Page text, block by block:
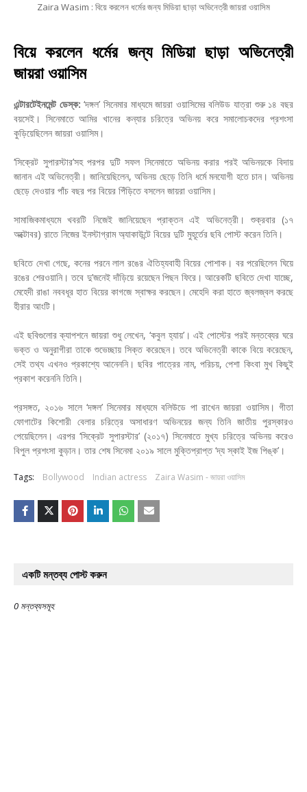
Zaira Wasim : বিয়ে করলেন ধর্মের জন্য মিডিয়া ছাড়া অভিনেত্রী জায়রা ওয়াসিম
বিয়ে করলেন ধর্মের জন্য মিডিয়া ছাড়া অভিনেত্রী
জায়রা ওয়াসিম
এন্টারটেইনমেন্ট ডেস্ক: ‘দঙ্গল’ সিনেমার মাধ্যমে জায়রা ওয়াসিমের বলিউড যাত্রা শুরু ১৪ বছর
বয়সেই। সিনেমাতে আমির খানের কন্যার চরিত্রে অভিনয় করে সমালোচকদের প্রশংসা
কুড়িয়েছিলেন জায়রা ওয়াসিম।
‘সিক্রেট সুপারস্টার’সহ পরপর দুটি সফল সিনেমাতে অভিনয় করার পরই অভিনয়কে বিদায়
জানান এই অভিনেত্রী। জানিয়েছিলেন, অভিনয় ছেড়ে তিনি ধর্মে মনযোগী হতে চান। অভিনয়
ছেড়ে দেওয়ার পাঁচ বছর পর বিয়ের পিঁড়িতে বসলেন জায়রা ওয়াসিম।
সামাজিকমাধ্যমে খবরটি নিজেই জানিয়েছেন প্রাক্তন এই অভিনেত্রী। শুক্রবার (১৭
অক্টোবর) রাতে নিজের ইনস্টাগ্রাম অ্যাকাউন্টে বিয়ের দুটি মুহূর্তের ছবি পোস্ট করেন তিনি।
ছবিতে দেখা গেছে, কনের পরনে লাল রঙের ঐতিহ্যবাহী বিয়ের পোশাক। বর পরেছিলেন ঘিয়ে
রঙের শেরওয়ানি। তবে দু’জনেই দাঁড়িয়ে রয়েছেন পিছন ফিরে। আরেকটি ছবিতে দেখা যাচ্ছে,
মেহেদী রাঙা নববধূর হাত বিয়ের কাগজে স্বাক্ষর করছেন। মেহেদি করা হাতে জ্বলজ্বল করছে
হীরার আংটি।
এই ছবিগুলোর ক্যাপশনে জায়রা শুধু লেখেন, ‘কবুল হ্যায়’। এই পোস্টের পরই মন্তব্যের ঘরে
ভক্ত ও অনুরাগীরা তাকে শুভেচ্ছায় সিক্ত করেছেন। তবে অভিনেত্রী কাকে বিয়ে করেছেন,
সেই তথ্য এখনও প্রকাশ্যে আনেননি। ছবির পাত্রের নাম, পরিচয়, পেশা কিংবা মুখ কিছুই
প্রকাশ করেননি তিনি।
প্রসঙ্গত, ২০১৬ সালে ‘দঙ্গল’ সিনেমার মাধ্যমে বলিউডে পা রাখেন জায়রা ওয়াসিম। গীতা
ফোগাটের কিশোরী বেলার চরিত্রে অসাধারণ অভিনয়ের জন্য তিনি জাতীয় পুরস্কারও
পেয়েছিলেন। এরপর ‘সিক্রেট সুপারস্টার’ (২০১৭) সিনেমাতে মুখ্য চরিত্রে অভিনয় করেও
বিপুল প্রশংসা কুড়ান। তার শেষ সিনেমা ২০১৯ সালে মুক্তিপ্রাপ্ত ‘দ্য স্কাই ইজ পিঙ্ক’।
Tags: Bollywood Indian actress Zaira Wasim - জায়রা ওয়াসিম
একটি মন্তব্য পোস্ট করুন
0 মন্তব্যসমূহ